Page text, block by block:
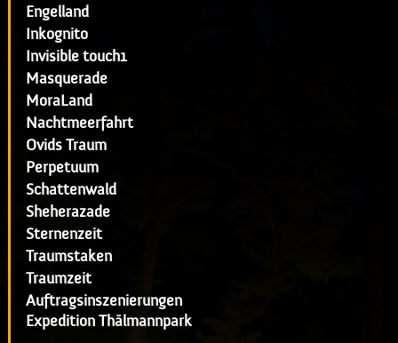
Engelland
Inkognito
Invisible touch1
Masquerade
MoraLand
Nachtmeerfahrt
Ovids Traum
Perpetuum
Schattenwald
Sheherazade
Sternenzeit
Traumstaken
Traumzeit
Auftragsinszenierungen
Expedition Thälmannpark